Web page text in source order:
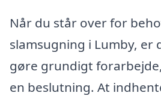
Når du står over for
slamsugning i Lumby, er
gøre grundigt
en beslutning. At